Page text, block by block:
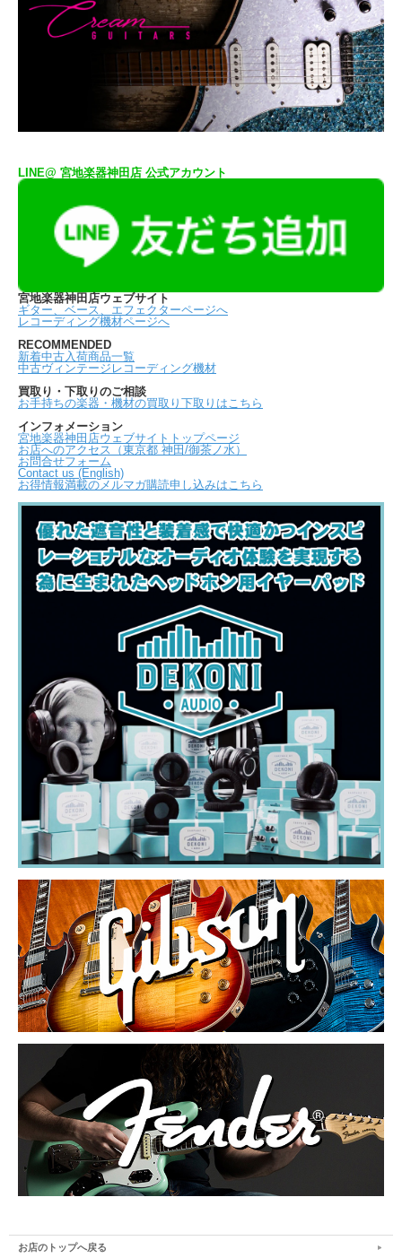
LINE@ 宮地楽器神田店 公式アカウント
宮地楽器神田店ウェブサイト
ギター、ベース、エフェクターページへ
レコーディング機材ページへ
RECOMMENDED
新着中古入荷商品一覧
中古ヴィンテージレコーディング機材
買取り・下取りのご相談
お手持ちの楽器・機材の買取り下取りはこちら
インフォメーション
宮地楽器神田店ウェブサイトトップページ
お店へのアクセス（東京都 神田/御茶ノ水）
お問合せフォーム
Contact us (English)
お得情報満載のメルマガ購読申し込みはこちら
お店のトップへ戻る